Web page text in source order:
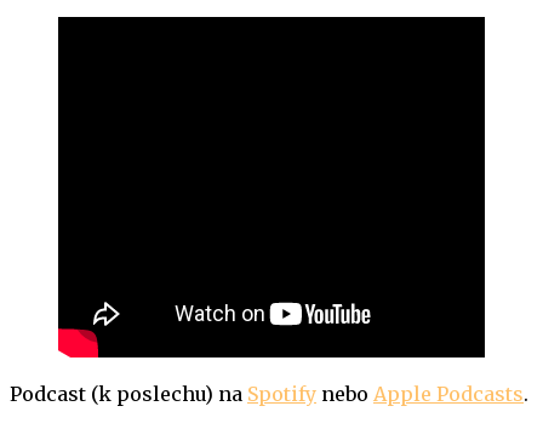
Podcast (k poslechu) na Spotify nebo Apple Podcasts.